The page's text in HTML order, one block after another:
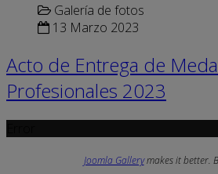
Galería de fotos
13 Marzo 2023
Acto de Entrega de
Profesionales 2023
Joomla Gallerymakes it better.